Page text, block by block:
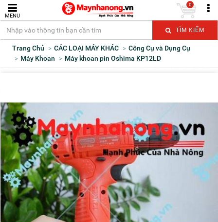
MENU
TÌM KIẾM
0
Trang Chủ CÁC LOẠI MÁY KHÁC
Công Cụ và Dụng Cụ
Máy Khoan
Máy khoan pin Oshima KP12LD